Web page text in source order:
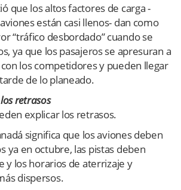
que los altos factores de carga -
están casi llenos- dan como
“tráfico desbordado” cuando se
ya que los pasajeros se apresuran a
los competidores y pueden llegar
de lo planeado.
retrasos
explicar los retrasos.
significa que los aviones deben
ya en octubre, las pistas deben
y los horarios de aterrizaje y
dispersos.